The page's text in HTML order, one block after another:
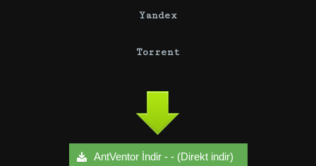
Yandex
Torrent
AntVentor İndir - - (Direkt indir)